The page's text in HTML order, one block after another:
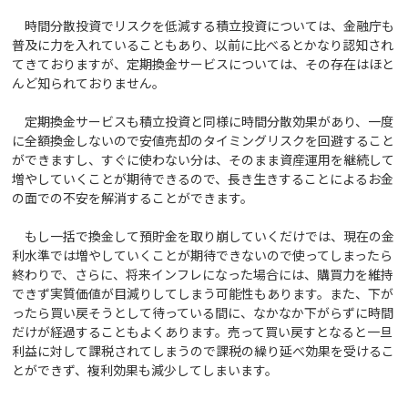
時間分散投資でリスクを低減する積立投資については、金融庁も
普及に力を入れていることもあり、以前に比べるとかなり認知され
てきておりますが、定期換金サービスについては、その存在はほと
んど知られておりません。
定期換金サービスも積立投資と同様に時間分散効果があり、一度
に全額換金しないので安値売却のタイミングリスクを回避すること
ができますし、すぐに使わない分は、そのまま資産運用を継続して
増やしていくことが期待できるので、長き生きすることによるお金
の面での不安を解消することができます。
もし一括で換金して預貯金を取り崩していくだけでは、現在の金
利水準では増やしていくことが期待できないので使ってしまったら
終わりで、さらに、将来インフレになった場合には、購買力を維持
できず実質価値が目減りしてしまう可能性もあります。また、下が
ったら買い戻そうとして待っている間に、なかなか下がらずに時間
だけが経過することもよくあります。売って買い戻すとなると一旦
利益に対して課税されてしまうので課税の繰り延べ効果を受けるこ
とができず、複利効果も減少してしまいます。